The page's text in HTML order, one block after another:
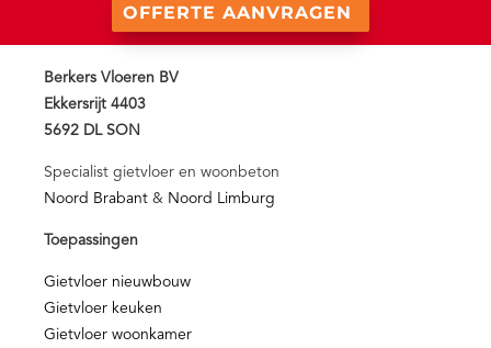
OFFERTE AANVRAGEN
Berkers Vloeren BV
Ekkersrijt 4403
5692 DL SON
Specialist gietvloer en woonbeton
Noord Brabant & Noord Limburg
Toepassingen
Gietvloer nieuwbouw
Gietvloer keuken
Gietvloer woonkamer